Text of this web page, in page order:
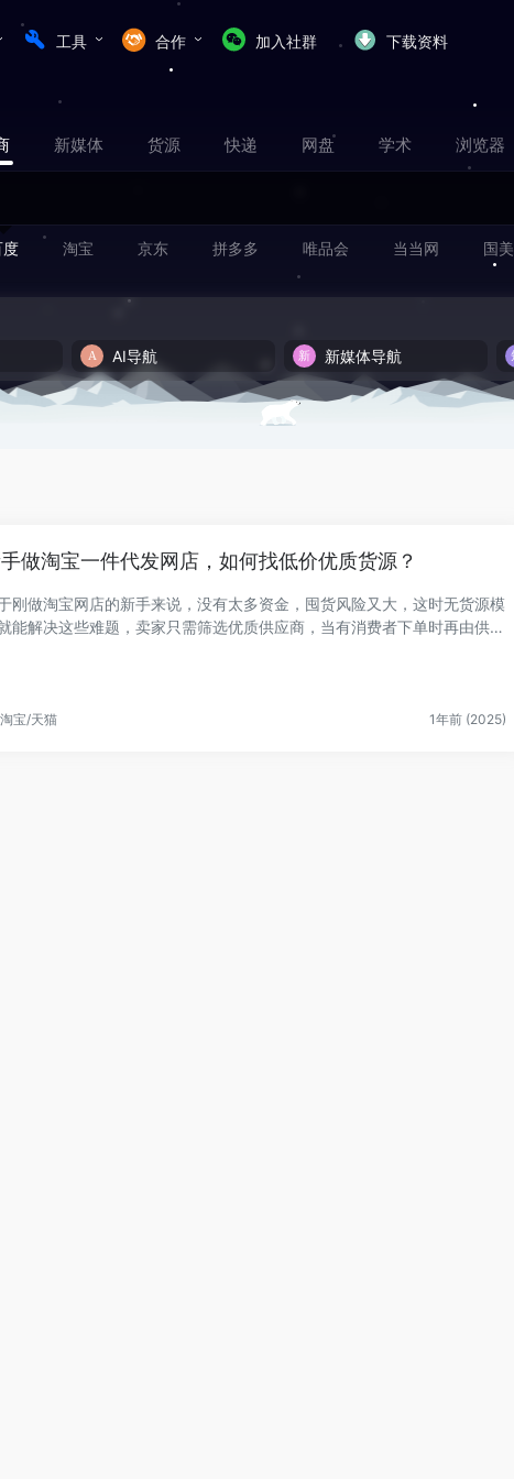
工具 合作 加入社群 下载资料
新媒体 货源 快递 网盘 学术 浏览器
度 淘宝 京东 拼多多 唯品会 当当网 国美
AI导航 新媒体导航
做淘宝一件代发网店，如何找低价优质货源？
刚做淘宝网店的新手来说，没有太多资金，囤货风险又大，这时无货源模
能解决这些难题，卖家只需筛选优质供应商，当有消费者下单时再由供应
淘宝/天猫 1年前 (2025)